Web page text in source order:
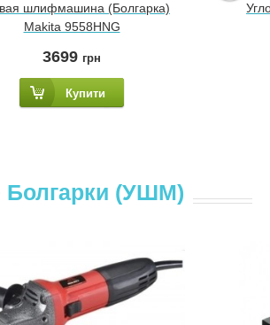
шлифмашина (Болгарка)
Makita 9558HNG
3699 грн
Купити
Болгарки (УШМ)